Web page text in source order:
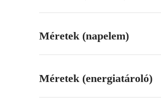
Méretek (napelem)
Méretek (energiatároló)